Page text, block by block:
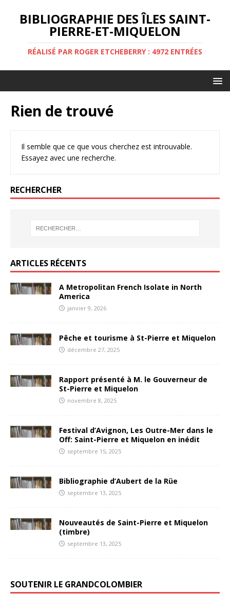
BIBLIOGRAPHIE DES ÎLES SAINT-
PIERRE-ET-MIQUELON
RÉALISÉ PAR ROGER ETCHEBERRY : 4972 ENTRÉES
Rien de trouvé
Il semble que ce que vous cherchez est introuvable.
Essayez avec une recherche.
RECHERCHER
ARTICLES RÉCENTS
A Metropolitan French Isolate in North
America
janvier 9, 2026
Pêche et tourisme à St-Pierre et Miquelon
décembre 27, 2025
Rapport présenté à M. le Gouverneur de
St-Pierre et Miquelon
novembre 8, 2025
Festival d’Avignon, Les Outre-Mer dans le
Off: Saint-Pierre et Miquelon en inédit
septembre 15, 2025
Bibliographie d’Aubert de la Rüe
septembre 13, 2025
Nouveautés de Saint-Pierre et Miquelon
(timbre)
septembre 13, 2025
SOUTENIR LE GRANDCOLOMBIER